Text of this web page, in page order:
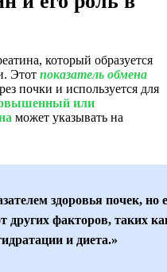
который образуется
Этот показатель обмена
почки и используется для
или
может указывать на
здоровья почек, но
других факторов, таких
и диета.»